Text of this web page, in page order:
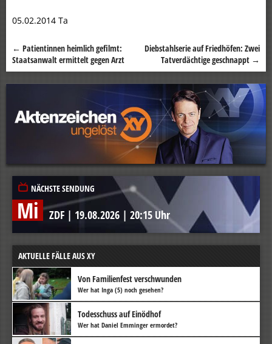
05.02.2014 Ta
Beitragsnavigation
← Patientinnen heimlich gefilmt:
Staatsanwalt ermittelt gegen Arzt
Diebstahlserie auf Friedhöfen: Zwei
Tatverdächtige geschnappt →
NÄCHSTE SENDUNG
Mi ZDF | 19.08.2026 | 20:15 Uhr
AKTUELLE FÄLLE AUS XY
Von Familienfest verschwunden
Wer hat Inga (5) noch gesehen?
Todesschuss auf Einödhof
Wer hat Daniel Emminger ermordet?